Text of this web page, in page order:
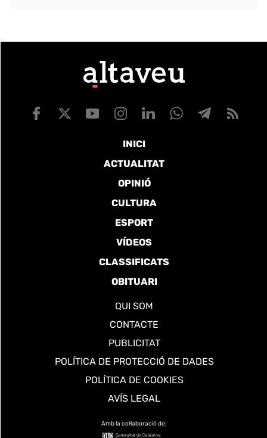
INICI
ACTUALITAT
OPINIÓ
CULTURA
ESPORT
VÍDEOS
CLASSIFICATS
OBITUARI
QUI SOM
CONTACTE
PUBLICITAT
POLÍTICA DE PROTECCIÓ DE DADES
POLÍTICA DE COOKIES
AVÍS LEGAL
Amb la col·laboració de: